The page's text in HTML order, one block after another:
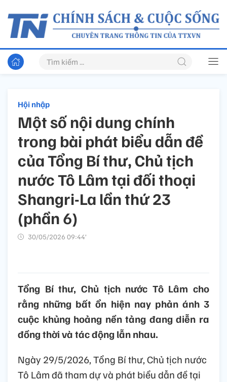
Hội nhập
Một số nội dung chính
trong bài phát biểu dẫn đề
của Tổng Bí thư, Chủ tịch
nước Tô Lâm tại đối thoại
Shangri-La lần thứ 23
(phần 6)
30/05/2026 09:44’
Tổng Bí thư, Chủ tịch nước Tô Lâm cho
rằng những bất ổn hiện nay phản ánh 3
cuộc khủng hoảng nền tảng đang diễn ra
đồng thời và tác động lẫn nhau.
Ngày 29/5/2026, Tổng Bí thư, Chủ tịch nước
Tô Lâm đã tham dự và phát biểu dẫn đề tại